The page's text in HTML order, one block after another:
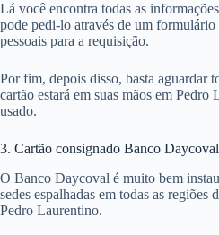
Lá você encontra todas as
pode pedi-lo através de um
pessoais para a requisição.
Por fim, depois disso, basta aguardar
cartão estará em suas mãos em
usado.
3. Cartão consignado Banco
O Banco Daycoval é muito bem
sedes espalhadas em todas as regiões
Pedro Laurentino.